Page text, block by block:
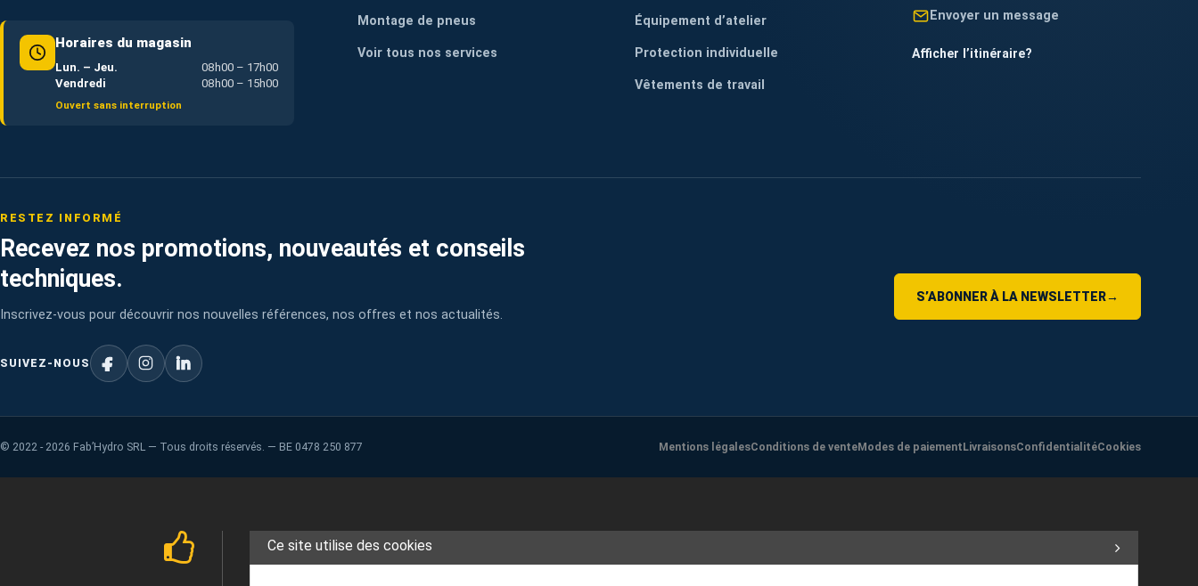
Horaires du magasin
Lun. – Jeu.
08h00 – 17h00
Vendredi
08h00 – 15h00
Ouvert sans interruption
Montage de pneus
Voir tous nos services
Équipement d’atelier
Protection individuelle
Vêtements de travail
Envoyer un message
Afficher l’itinéraire?
RESTEZ INFORMÉ
Recevez nos promotions, nouveautés et conseils
techniques.
Inscrivez-vous pour découvrir nos nouvelles références, nos offres et nos actualités.
SUIVEZ-NOUS
S’ABONNER À LA NEWSLETTER→
© 2022 - 2026 Fab’Hydro SRL — Tous droits réservés. — BE 0478 250 877 Mentions légalesConditions de venteModes de paiementLivraisonsConfidentialitéCookies
Ce site utilise des cookies